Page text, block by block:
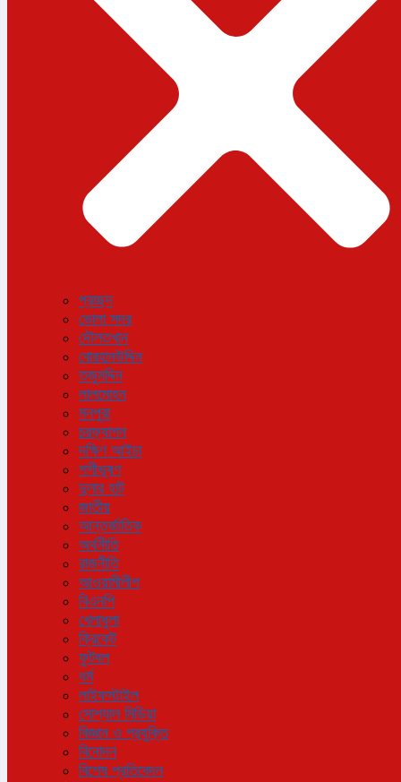
বিশেষ প্রতিবেদন
প্রচ্ছদ
ভোলা সদর
দৌলতখান
বোরহানউদ্দিন
তজুমদ্দিন
লালমোহন
মনপুরা
চরফ্যাশন
দক্ষিণ আইচা
শশীভূষণ
দুলার হাট
জাতীয়
আন্তর্জাতিক
অর্থনীতি
রাজনীতি
আওয়ামীলীগ
বিএনপি
খেলাধুলা
ক্রিকেট
ফুটবল
ধর্ম
লাইফস্টাইল
সোশ্যাল মিডিয়া
বিজ্ঞান ও প্রযুক্তি
বিনোদন
বিশেষ প্রতিবেদন